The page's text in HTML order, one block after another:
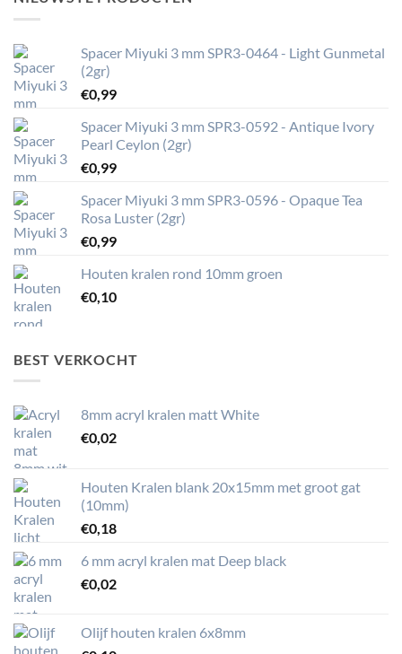
Spacer Miyuki 3 mm SPR3-0464 - Light Gunmetal
(2gr)
€0,99
Spacer Miyuki 3 mm SPR3-0592 - Antique Ivory
Pearl Ceylon (2gr)
€0,99
Spacer Miyuki 3 mm SPR3-0596 - Opaque Tea
Rosa Luster (2gr)
€0,99
Houten kralen rond 10mm groen
€0,10
BEST VERKOCHT
8mm acryl kralen matt White
€0,02
Houten Kralen blank 20x15mm met groot gat
(10mm)
€0,18
6 mm acryl kralen mat Deep black
€0,02
Olijf houten kralen 6x8mm